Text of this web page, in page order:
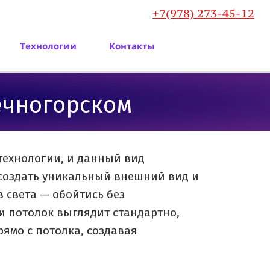
+7(978) 273-45-12
Технологии Контакты
и данный вид
уникальный внешний вид и
— обойтись без
выглядит стандартно,
с потолка, создавая